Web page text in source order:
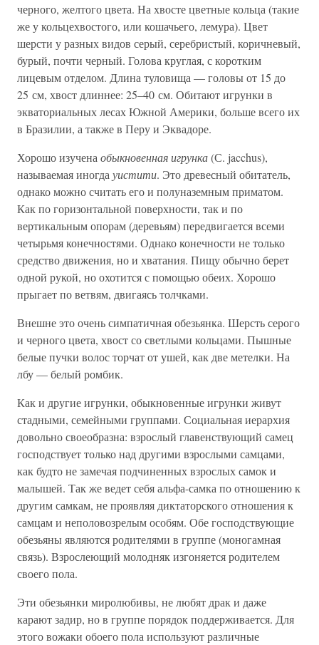
черного, желтого цвета. На хвосте цветные кольца (такие
же у кольцехвостого, или кошачьего, лемура). Цвет
шерсти у разных видов серый, серебристый, коричневый,
бурый, почти черный. Голова круглая, с коротким
лицевым отделом. Длина туловища — головы от 15 до
25 см, хвост длиннее: 25–40 см. Обитают игрунки в
экваториальных лесах Южной Америки, больше всего их
в Бразилии, а также в Перу и Эквадоре.
Хорошо изучена обыкновенная игрунка(С. jacchus),
называемая иногда уистити. Это древесный обитатель,
однако можно считать его и полуназемным приматом.
Как по горизонтальной поверхности, так и по
вертикальным опорам (деревьям) передвигается всеми
четырьмя конечностями. Однако конечности не только
средство движения, но и хватания. Пищу обычно берет
одной рукой, но охотится с помощью обеих. Хорошо
прыгает по ветвям, двигаясь толчками.
Внешне это очень симпатичная обезьянка. Шерсть серого
и черного цвета, хвост со светлыми кольцами. Пышные
белые пучки волос торчат от ушей, как две метелки. На
лбу — белый ромбик.
Как и другие игрунки, обыкновенные игрунки живут
стадными, семейными группами. Социальная иерархия
довольно своеобразна: взрослый главенствующий самец
господствует только над другими взрослыми самцами,
как будто не замечая подчиненных взрослых самок и
малышей. Так же ведет себя альфа-самка по отношению к
другим самкам, не проявляя диктаторского отношения к
самцам и неполовозрелым особям. Обе господствующие
обезьяны являются родителями в группе (моногамная
связь). Взрослеющий молодняк изгоняется родителем
своего пола.
Эти обезьянки миролюбивы, не любят драк и даже
карают задир, но в группе порядок поддерживается. Для
этого вожаки обоего пола используют различные